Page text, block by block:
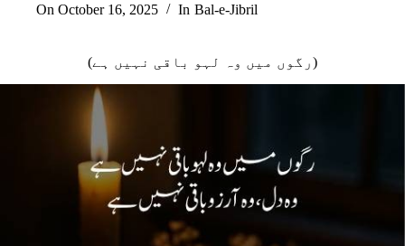
On October 16, 2025 In Bal-e-Jibril
(رگوں میں وہ لہو باقی نہیں ہے)